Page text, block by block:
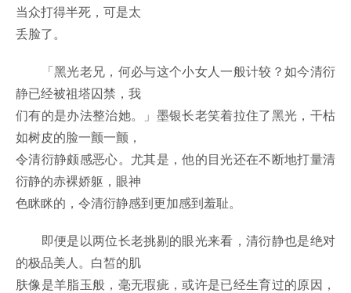
当众打得半死，可是太
丢脸了。
「黑光老兄，何必与这个小女人一般计较？如今清衍
静已经被祖塔囚禁，我
们有的是办法整治她。」墨银长老笑着拉住了黑光，干枯
如树皮的脸一颤一颤，
令清衍静颇感恶心。尤其是，他的目光还在不断地打量清
衍静的赤裸娇躯，眼神
色眯眯的，令清衍静感到更加感到羞耻。
即便是以两位长老挑剔的眼光来看，清衍静也是绝对
的极品美人。白皙的肌
肤像是羊脂玉般，毫无瑕疵，或许是已经生育过的原因，